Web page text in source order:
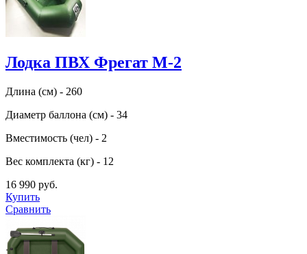
Лодка ПВХ Фрегат М-2
Длина (см) - 260
Диаметр баллона (см) - 34
Вместимость (чел) - 2
Вес комплекта (кг) - 12
16 990 руб.
Купить
Сравнить